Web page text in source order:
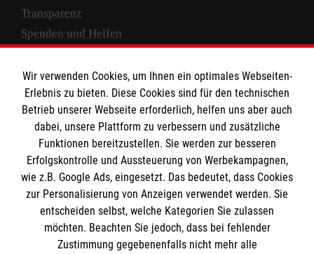
Transparenz
Spenden und Helfen
Empfänger: Malteser Hilfsdienst e.V.
IBAN: DE10 3706 0120 1201 2000 12
BIC: GENODED 1PA7
Wir verwenden Cookies, um Ihnen ein optimales Webseiten-
Erlebnis zu bieten. Diese Cookies sind für den technischen
Betrieb unserer Webseite erforderlich, helfen uns aber auch
dabei, unsere Plattform zu verbessern und zusätzliche
Funktionen bereitzustellen. Sie werden zur besseren
Erfolgskontrolle und Aussteuerung von Werbekampagnen,
wie z.B. Google Ads, eingesetzt. Das bedeutet, dass Cookies
zur Personalisierung von Anzeigen verwendet werden. Sie
entscheiden selbst, welche Kategorien Sie zulassen
möchten. Beachten Sie jedoch, dass bei fehlender
Zustimmung gegebenenfalls nicht mehr alle